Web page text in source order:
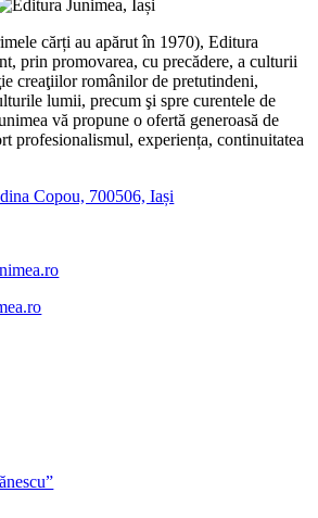
cărți au apărut în 1970), Editura
prin promovarea, cu precădere, a culturii
creaţiilor românilor de pretutindeni,
lumii, precum şi spre curentele de
vă propune o ofertă generoasă de
profesionalismul, experiența, continuitatea
Copou, 700506, Iași